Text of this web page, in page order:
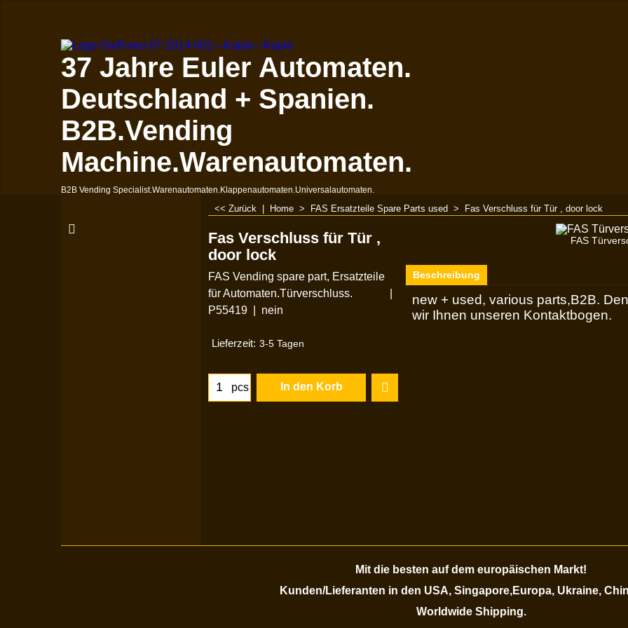
37 Jahre Euler Automaten.
Deutschland + Spanien.
B2B.Vending
Machine.Warenautomaten.
B2B Vending Specialist.Warenautomaten.Klappenautomaten.Universalautomaten.
<< Zurück Home > FAS Ersatzteile Spare Parts used > Fas Verschluss für Tür , door lock
FAS
Fas Verschluss für Tür ,
door lock
FAS Vending spare part, Ersatzteile
für Automaten.Türverschluss.
P55419
nein
Lieferzeit: 3-5 Tagen
pcs In den Korb
Beschreibung
new + used, various parts,B2B.
wir Ihnen unseren Kontaktbogen.
Mit die besten auf dem europäischen Markt!
Kunden/Lieferanten in den USA, Singapore,Europa, Ukraine,
Worldwide Shipping.